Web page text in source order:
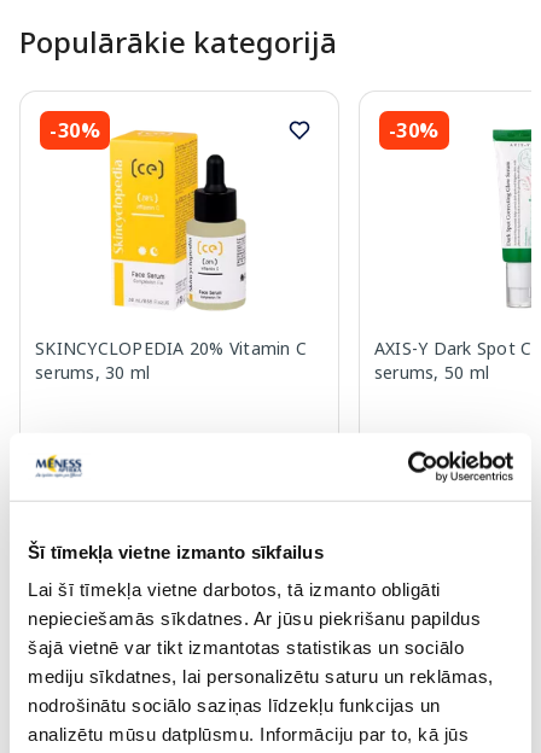
Šī tīmekļa vietne izmanto sīkfailus
Lai šī tīmekļa vietne darbotos, tā izmanto obligāti
nepieciešamās sīkdatnes. Ar jūsu piekrišanu papildus
šajā vietnē var tikt izmantotas statistikas un sociālo
mediju sīkdatnes, lai personalizētu saturu un reklāmas,
nodrošinātu sociālo saziņas līdzekļu funkcijas un
analizētu mūsu datplūsmu. Informāciju par to, kā jūs
Populārākie kategorijā
-30%
SKINCYCLOPEDIA 20% Vitamin C
serums, 30 ml
10.70 €
-30%
AXIS-Y Dark Spot
serums, 50 ml
20.97 € 29.95 €
Page 1 of 10
Saules aizsardzībai vasarā ☀️
Vairāk...